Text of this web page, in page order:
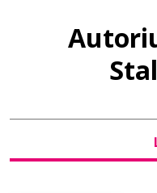
Naujienos
Bibliotekoms